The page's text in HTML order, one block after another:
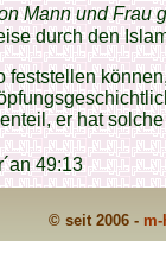
Mann und Frau
durch den
feststellen
er hat
49:13
© seit 2006 -